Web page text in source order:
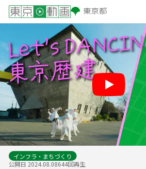
Play
インフラ・まちづくり
公開日 2024.08.08644回再生